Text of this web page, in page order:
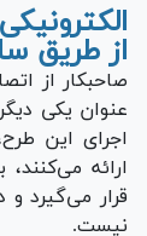
از طریق
صاحبکار از
عنوان یکی
اجرای این
ارائه
قرار می‌گیرد و
نیست.